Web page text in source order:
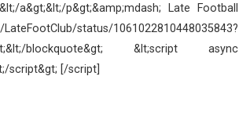
a&gt;&lt;/p&gt;&amp;mdash; Late Football
status/1061022810448035843?
blockquote&gt; &lt;script async
script&gt; [/script]